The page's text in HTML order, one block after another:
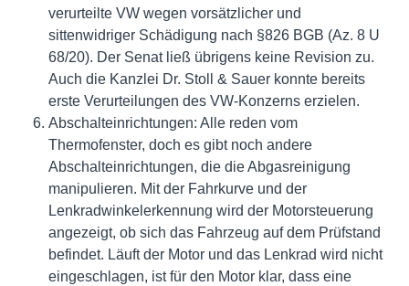
verurteilte VW wegen vorsätzlicher und
sittenwidriger Schädigung nach §826 BGB (Az. 8 U
68/20). Der Senat ließ übrigens keine Revision zu.
Auch die Kanzlei Dr. Stoll & Sauer konnte bereits
erste Verurteilungen des VW-Konzerns erzielen.
Abschalteinrichtungen: Alle reden vom
Thermofenster, doch es gibt noch andere
Abschalteinrichtungen, die die Abgasreinigung
manipulieren. Mit der Fahrkurve und der
Lenkradwinkelerkennung wird der Motorsteuerung
angezeigt, ob sich das Fahrzeug auf dem Prüfstand
befindet. Läuft der Motor und das Lenkrad wird nicht
eingeschlagen, ist für den Motor klar, dass eine